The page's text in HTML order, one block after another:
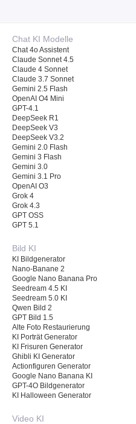
Chat KI Modelle
Chat 4o Assistent
Claude Sonnet 4.5
Claude 4 Sonnet
Claude 3.7 Sonnet
Gemini 2.5 Flash
OpenAI O4 Mini
GPT-4.1
DeepSeek R1
DeepSeek V3
DeepSeek V3.2
Gemini 2.0 Flash
Gemini 3 Flash
Gemini 3.0
Gemini 3.1 Pro
OpenAI O3
Grok 4
Grok 4.3
GPT OSS
GPT 5.1
Bild KI
KI Bildgenerator
Nano-Banane 2
Google Nano Banana Pro
Seedream 4.5 KI
Seedream 5.0 KI
Qwen Bild 2
GPT Bild 1.5
Alte Foto Restaurierung
KI Porträt Generator
KI Frisuren Generator
Ghibli KI Generator
Actionfiguren Generator
Google Nano Banana KI
GPT-4O Bildgenerator
KI Halloween Generator
Video KI